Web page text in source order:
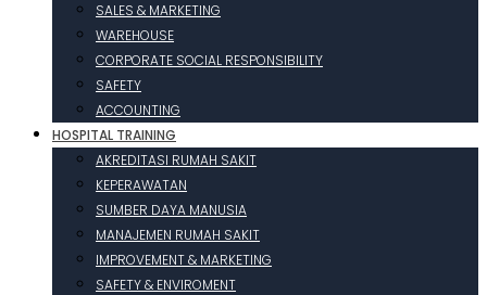
SALES & MARKETING
WAREHOUSE
CORPORATE SOCIAL RESPONSIBILITY
SAFETY
ACCOUNTING
HOSPITAL TRAINING
AKREDITASI RUMAH SAKIT
KEPERAWATAN
SUMBER DAYA MANUSIA
MANAJEMEN RUMAH SAKIT
IMPROVEMENT & MARKETING
SAFETY & ENVIROMENT